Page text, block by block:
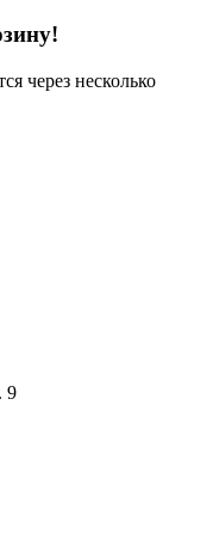
через несколько
9